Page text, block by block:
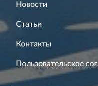
Новости
Статьи
Контакты
Пользовательское